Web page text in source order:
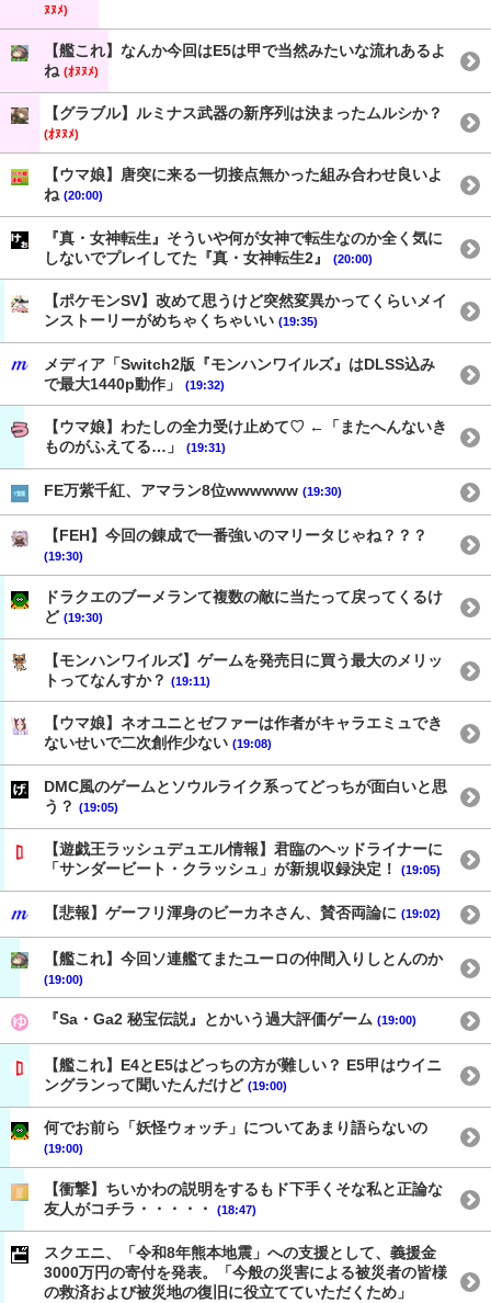
ﾇﾇﾒ)
【艦これ】なんか今回はE5は甲で当然みたいな流れあるよ
ね (ｵﾇﾇﾒ)
【グラブル】ルミナス武器の新序列は決まったムルシか？
(ｵﾇﾇﾒ)
【ウマ娘】唐突に来る一切接点無かった組み合わせ良いよ
ね (20:00)
『真・女神転生』そういや何が女神で転生なのか全く気に
しないでプレイしてた『真・女神転生2』
(20:00)
【ポケモンSV】改めて思うけど突然変異かってくらいメイ
ンストーリーがめちゃくちゃいい (19:35)
メディア「Switch2版『モンハンワイルズ』はDLSS込み
で最大1440p動作」
(19:32)
【ウマ娘】わたしの全力受け止めて♡ ←「またへんないき
ものがふえてる…」
(19:31)
FE万紫千紅、アマラン8位wwwwww (19:30)
【FEH】今回の錬成で一番強いのマリータじゃね？？？
(19:30)
ドラクエのブーメランて複数の敵に当たって戻ってくるけ
ど (19:30)
【モンハンワイルズ】ゲームを発売日に買う最大のメリッ
トってなんすか？ (19:11)
【ウマ娘】ネオユニとゼファーは作者がキャラエミュでき
ないせいで二次創作少ない (19:08)
DMC風のゲームとソウルライク系ってどっちが面白いと思
う？ (19:05)
【遊戯王ラッシュデュエル情報】君臨のヘッドライナーに
「サンダービート・クラッシュ」が新規収録決定！
(19:05)
【悲報】ゲーフリ渾身のビーカネさん、賛否両論に (19:02)
【艦これ】今回ソ連艦てまたユーロの仲間入りしとんのか
(19:00)
『Sa・Ga2 秘宝伝説』とかいう過大評価ゲーム (19:00)
【艦これ】E4とE5はどっちの方が難しい？ E5甲はウイニ
ングランって聞いたんだけど (19:00)
何でお前ら「妖怪ウォッチ」についてあまり語らないの
(19:00)
【衝撃】ちいかわの説明をするもド下手くそな私と正論な
友人がコチラ・・・・・
(18:47)
スクエニ、「令和8年熊本地震」への支援として、義援金
3000万円の寄付を発表。「今般の災害による被災者の皆様
の救済および被災地の復旧に役立てていただくため」